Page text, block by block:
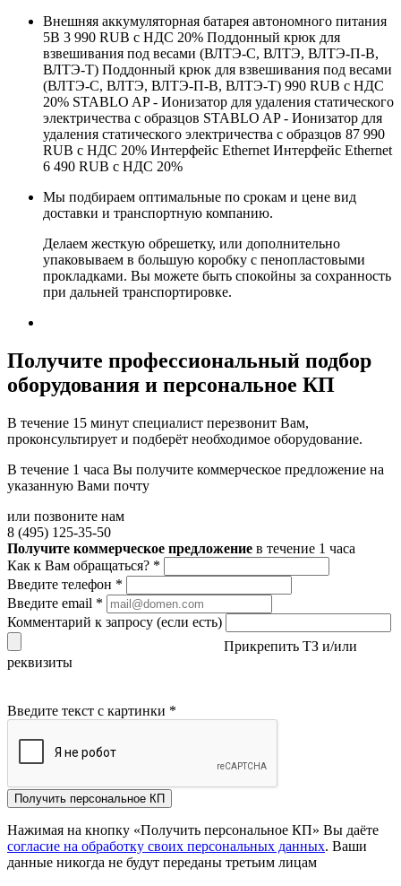
Внешняя аккумуляторная батарея автономного питания
5В 3 990 RUB с НДС 20% Поддонный крюк для
взвешивания под весами (ВЛТЭ-С, ВЛТЭ, ВЛТЭ-П-В,
ВЛТЭ-Т) Поддонный крюк для взвешивания под весами
(ВЛТЭ-С, ВЛТЭ, ВЛТЭ-П-В, ВЛТЭ-Т) 990 RUB с НДС
20% STABLO AP - Ионизатор для удаления статического
электричества с образцов STABLO AP - Ионизатор для
удаления статического электричества с образцов 87 990
RUB с НДС 20% Интерфейс Ethernet Интерфейс Ethernet
6 490 RUB с НДС 20%
Мы подбираем оптимальные по срокам и цене вид
доставки и транспортную компанию.
Делаем жесткую обрешетку, или дополнительно
упаковываем в большую коробку с пенопластовыми
прокладками. Вы можете быть спокойны за сохранность
при дальней транспортировке.
Получите профессиональный подбор
оборудования и персональное КП
В течение 15 минут специалист перезвонит Вам,
проконсультирует и подберёт необходимое оборудование.
В течение 1 часа Вы получите коммерческое предложение на
указанную Вами почту
или позвоните нам
8 (495) 125-35-50
Получите коммерческое предложение в течение 1 часа
Как к Вам обращаться? *
Введите телефон *
Введите email *
Комментарий к запросу (если есть)
Прикрепить ТЗ и/или
реквизиты
Введите текст с картинки *
Получить персональное КП
Нажимая на кнопку «Получить персональное КП» Вы даёте
согласие на обработку своих персональных данных. Ваши
данные никогда не будут переданы третьим лицам